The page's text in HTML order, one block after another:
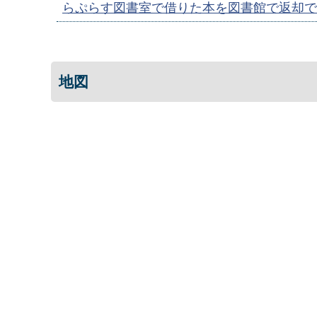
らぷらす図書室で借りた本を図書館で返却
地図